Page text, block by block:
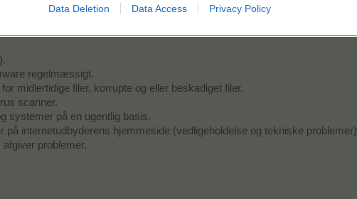
Data Deletion Data Access Privacy Policy
her er et par stykker:
regelmæssigt.
midlertidige filer, korrupte og eller beskadiget filer.
scanner.
systemer på en ugentlig basis.
på internetudbyderens hjemmeside (vedligeholdelse og tekniske problemer)
problemer.